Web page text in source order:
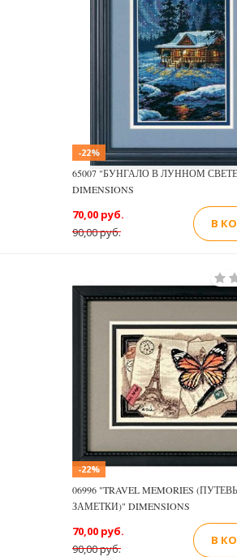
-22%
65007 "БУНГАЛО В ЛУННОМ
DIMENSIONS
90,00 руб.
70,00 руб.
В
-22%
06996 "TRAVEL MEMORIES
ЗАМЕТКИ)" DIMENSIONS
90,00 руб.
70,00 руб.
В